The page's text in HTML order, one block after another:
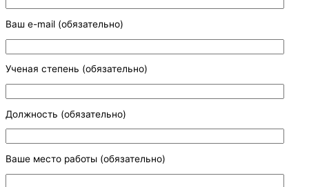
Ваш e-mail (обязательно)
Ученая степень (обязательно)
Должность (обязательно)
Ваше место работы (обязательно)